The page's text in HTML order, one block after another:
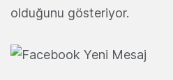
olduğunu gösteriyor.